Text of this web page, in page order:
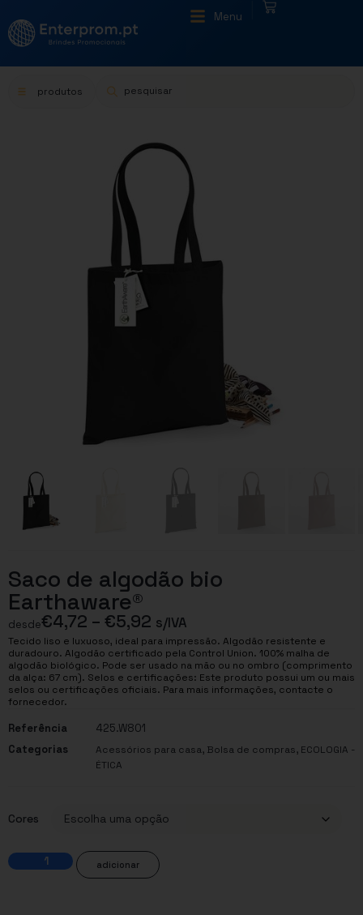
Menu
produtos
Saco de algodão bio
Earthaware®
desde€4,72 – €5,92 s/IVA
Tecido liso e luxuoso, ideal para impressão. Algodão resistente e
duradouro. Algodão certificado pela Control Union. 100% malha de
algodão biológico. Pode ser usado na mão ou no ombro (comprimento
da alça: 67 cm). Selos e certificações: Este produto possui um ou mais
selos ou certificações oficiais. Para mais informações, contacte o
fornecedor.
Referência
425.W801
Categorias
Acessórios para casa, Bolsa de compras, ECOLOGIA -
ÉTICA
Cores
adicionar